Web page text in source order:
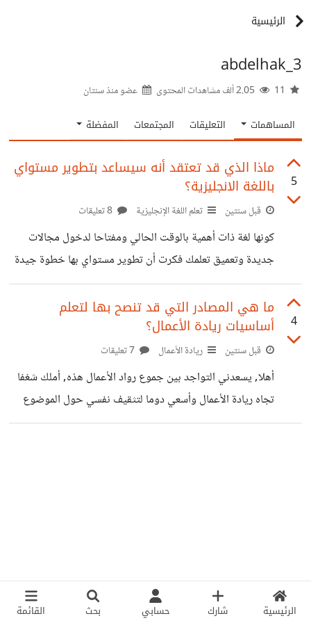
الرئيسية شارك حسابي بحث القائمة
الرئيسية
abdelhak_3
عضو منذسنتان
المساهمات التعليقات المجتمعات المفضلة
5
ماذا الذي قد تعتقد أنه سيساعد بتطوير مستواي
باللغة الانجليزية؟
قبل سنتين تعلم اللغة الإنجليزية
كونها لغة ذات أهمية بالوقت الحالي ومفتاحا لدخول مجالات
جديدة وتعميق تعلمك فكرت أن تطوير مستواي بها خطوة جيدة
ففتحت حساب بتطبيق Duolingo لكن بدا لي أنه لابأس بزيادة
مصدر تعلم فهل ترشح مصدر تعلم أخر؟
4
ما هي المصادر التي قد تنصح بها لتعلم
أساسيات ريادة الأعمال؟
قبل سنتين ريادة الأعمال
أهلا, يسعدني التواجد بين جموع رواد الأعمال هذه, أملك شغفا
تجاه ريادة الأعمال وأسعي دوما لتثقيف نفسي حول الموضوع
لكنني أدركت أن وجود مصادر تهتم بتعليم ريادة الأعمال بشكل